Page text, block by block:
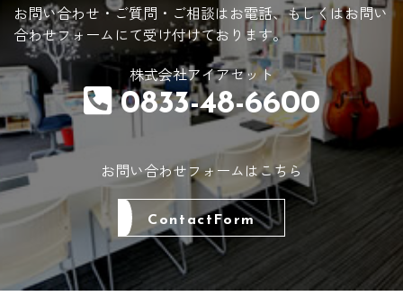
お問い合わせ・ご質問・ご相談はお電話、もしくはお問い
合わせフォームにて受け付けております。
株式会社アイアセット
0833-48-6600
お問い合わせフォームはこちら
ContactForm